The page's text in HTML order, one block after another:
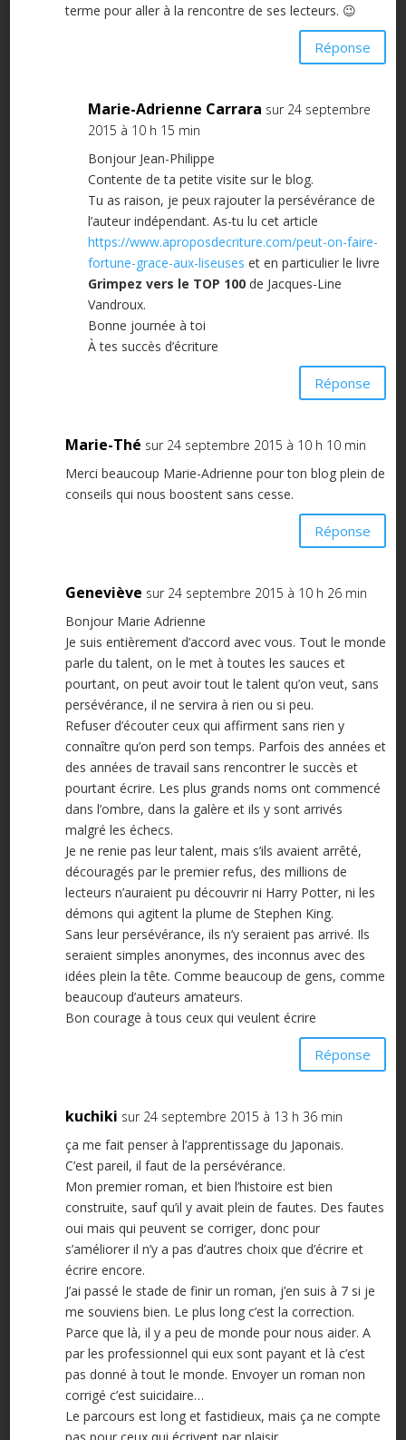
terme pour aller à la rencontre de ses lecteurs. 😉
Réponse
Marie-Adrienne Carrara sur 24 septembre
2015 à 10 h 15 min
Bonjour Jean-Philippe
Contente de ta petite visite sur le blog.
Tu as raison, je peux rajouter la persévérance de
l’auteur indépendant. As-tu lu cet article
https://www.aproposdecriture.com/peut-on-faire-
fortune-grace-aux-liseuses et en particulier le livre
Grimpez vers le TOP 100de Jacques-Line
Vandroux.
Bonne journée à toi
À tes succès d’écriture
Réponse
Marie-Thé sur 24 septembre 2015 à 10 h 10 min
Merci beaucoup Marie-Adrienne pour ton blog plein de
conseils qui nous boostent sans cesse.
Réponse
Geneviève sur 24 septembre 2015 à 10 h 26 min
Bonjour Marie Adrienne
Je suis entièrement d’accord avec vous. Tout le monde
parle du talent, on le met à toutes les sauces et
pourtant, on peut avoir tout le talent qu’on veut, sans
persévérance, il ne servira à rien ou si peu.
Refuser d’écouter ceux qui affirment sans rien y
connaître qu’on perd son temps. Parfois des années et
des années de travail sans rencontrer le succès et
pourtant écrire. Les plus grands noms ont commencé
dans l’ombre, dans la galère et ils y sont arrivés
malgré les échecs.
Je ne renie pas leur talent, mais s’ils avaient arrêté,
découragés par le premier refus, des millions de
lecteurs n’auraient pu découvrir ni Harry Potter, ni les
démons qui agitent la plume de Stephen King.
Sans leur persévérance, ils n’y seraient pas arrivé. Ils
seraient simples anonymes, des inconnus avec des
idées plein la tête. Comme beaucoup de gens, comme
beaucoup d’auteurs amateurs.
Bon courage à tous ceux qui veulent écrire
Réponse
kuchiki sur 24 septembre 2015 à 13 h 36 min
ça me fait penser à l’apprentissage du Japonais.
C’est pareil, il faut de la persévérance.
Mon premier roman, et bien l’histoire est bien
construite, sauf qu’il y avait plein de fautes. Des fautes
oui mais qui peuvent se corriger, donc pour
s’améliorer il n’y a pas d’autres choix que d’écrire et
écrire encore.
J’ai passé le stade de finir un roman, j’en suis à 7 si je
me souviens bien. Le plus long c’est la correction.
Parce que là, il y a peu de monde pour nous aider. A
par les professionnel qui eux sont payant et là c’est
pas donné à tout le monde. Envoyer un roman non
corrigé c’est suicidaire…
Le parcours est long et fastidieux, mais ça ne compte